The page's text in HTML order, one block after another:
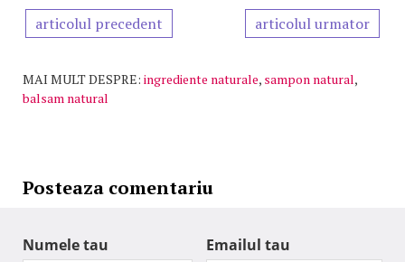
articolul precedent articolul urmator
MAI MULT DESPRE: ingrediente naturale, sampon natural,
balsam natural
Posteaza comentariu
Numele tau Emailul tau